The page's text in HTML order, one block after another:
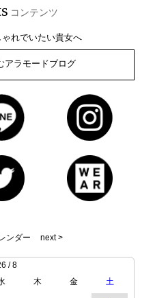
コンテンツ
れでいたい貴女へ
アラモードブログ
ンダー next >
/ 8
木 金 土